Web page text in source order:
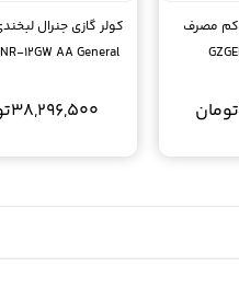
کولر گازی جنرال T1 کم مصرف
تومان
12GW AA General
38,296,500